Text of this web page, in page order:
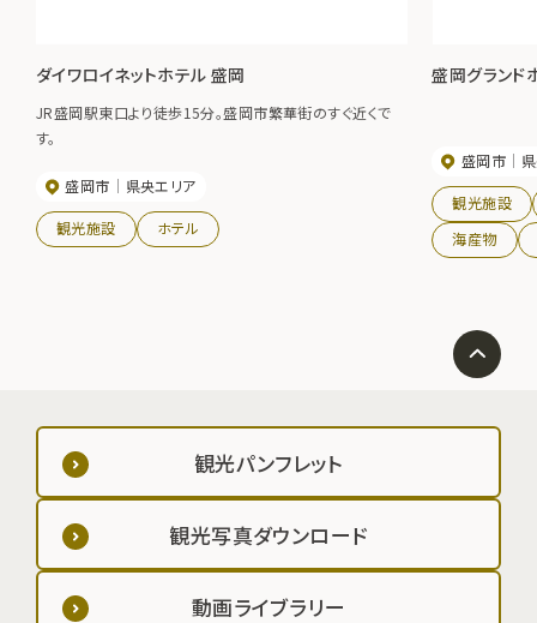
ダイワロイネットホテル 盛岡
JR盛岡駅東口より徒歩15分。盛岡市繁華街のすぐ近くで
す。
盛岡市 県央エリア
観光施設 ホテル
盛岡グランド
盛岡市
観光施設
海産物
観光パンフレット
観光写真ダウンロード
動画ライブラリー